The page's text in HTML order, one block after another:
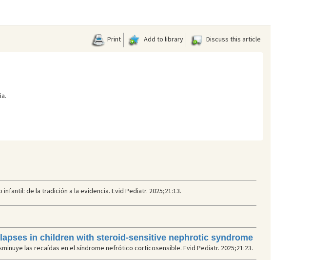
Print Add to library Discuss this article
de la tradición a la evidencia. Evid Pediatr. 2025;21:13.
in children with steroid-sensitive nephrotic syndrome
las recaídas en el síndrome nefrótico corticosensible. Evid Pediatr. 2025;21:23.